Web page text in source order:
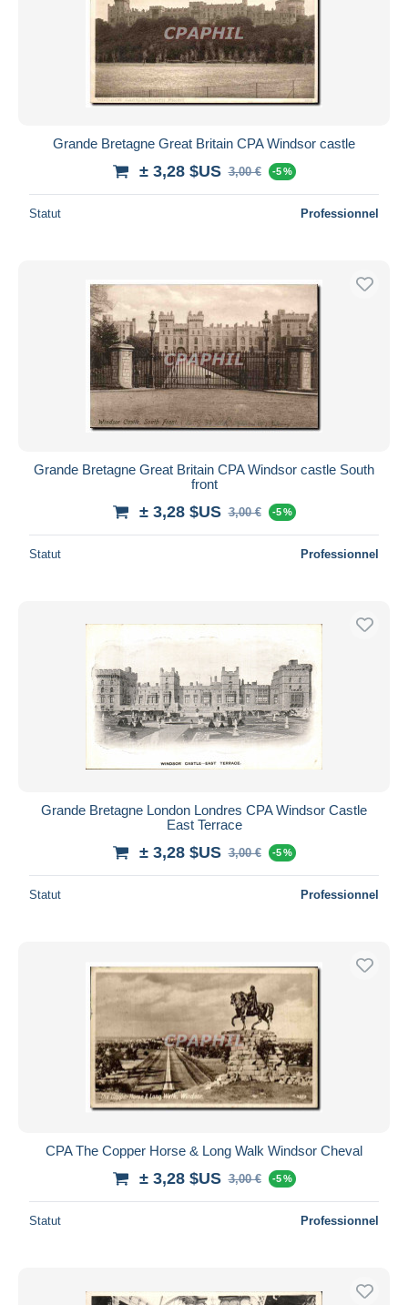
Grande Bretagne Great Britain CPA Windsor castle
± 3,28 $US 3,00 € -5 %
Statut Professionnel
Grande Bretagne Great Britain CPA Windsor castle South
front
± 3,28 $US 3,00 € -5 %
Statut Professionnel
Grande Bretagne London Londres CPA Windsor Castle
East Terrace
± 3,28 $US 3,00 € -5 %
Statut Professionnel
CPA The Copper Horse & Long Walk Windsor Cheval
± 3,28 $US 3,00 € -5 %
Statut Professionnel